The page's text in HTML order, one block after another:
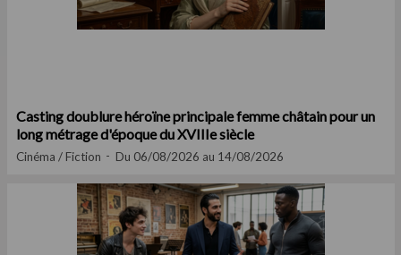
Casting doublure héroïne principale femme châtain pour un
long métrage d'époque du XVIIIe siècle
Cinéma / Fiction Du 06/08/2026 au 14/08/2026